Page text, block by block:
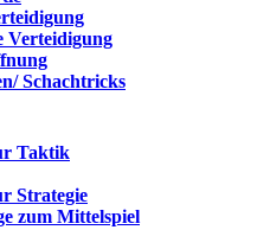
Verteidigung
Schachtricks
Taktik
Strategie
zum Mittelspiel